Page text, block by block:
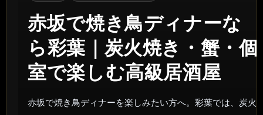
赤坂で焼き鳥ディナーな
ら彩葉｜炭火焼き・蟹・個
室で楽しむ高級居酒屋
赤坂で焼き鳥ディナーを楽しみたい方へ。彩葉では、炭火